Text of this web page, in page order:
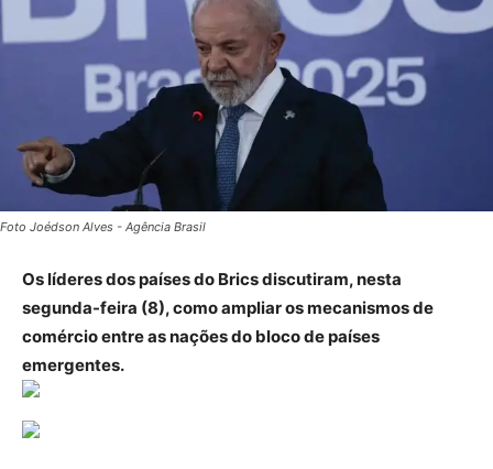
Foto Joédson Alves - Agência Brasil
Os líderes dos países do Brics discutiram, nesta
segunda-feira (8), como ampliar os mecanismos de
comércio entre as nações do bloco de países
emergentes.